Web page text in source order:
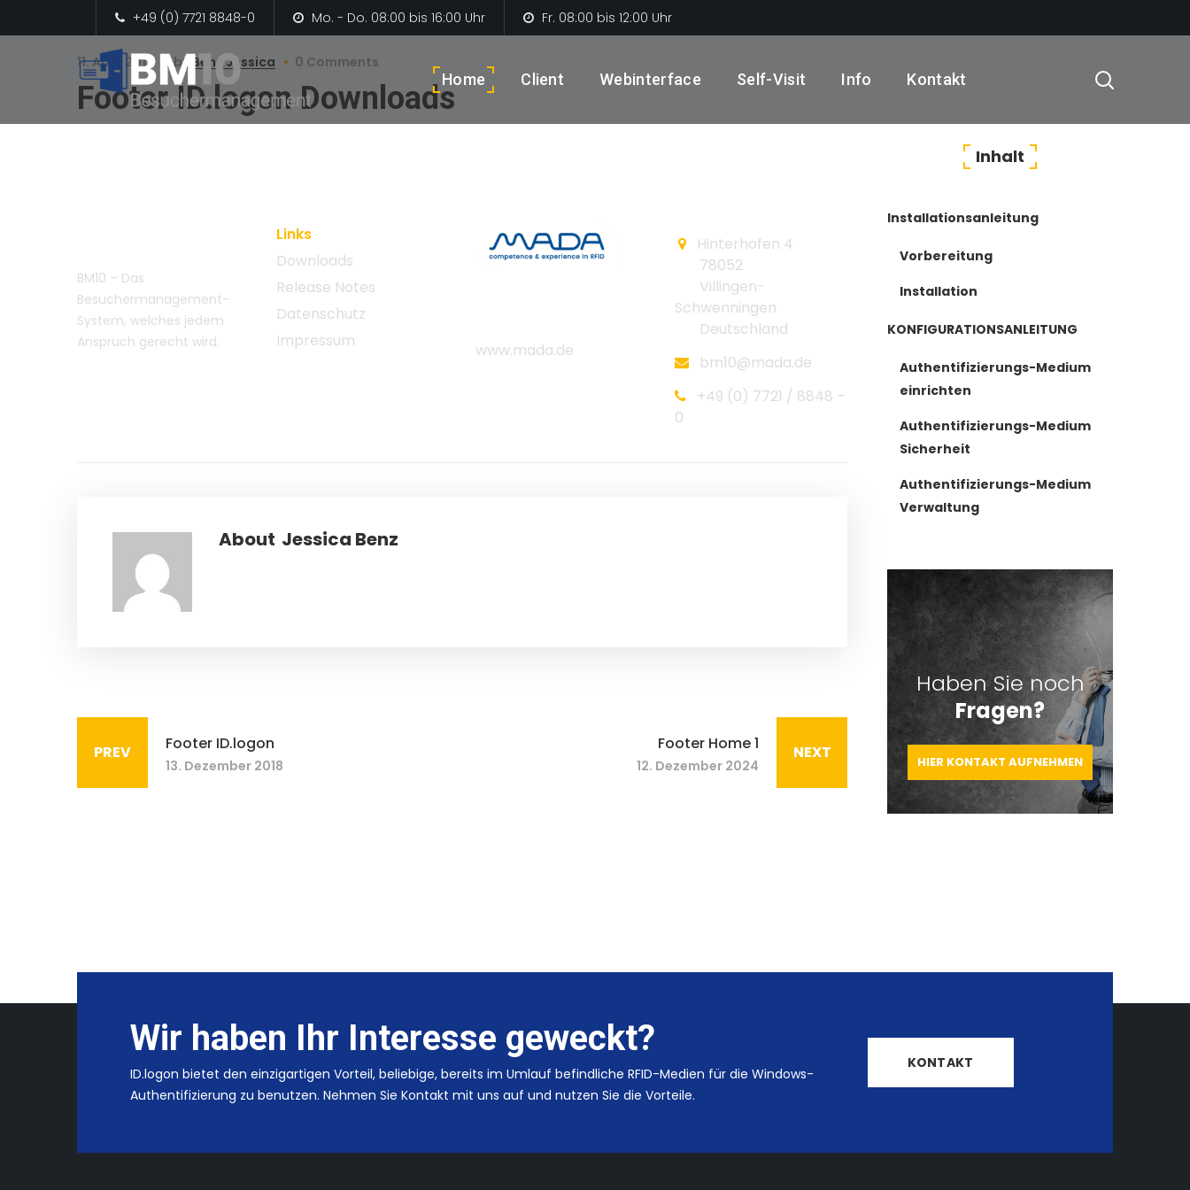
+49 (0) 7721 8848-0 Mo. - Do. 08:00 bis 16:00 Uhr Fr. 08:00 bis 12:00 Uhr
Home Client Webinterface Self-Visit Info Kontakt
11. April 2019 by Benz Jessica 0 Comments
Footer ID.logon Downloads
BM10 – Das
Besuchermanagement-
System, welches jedem
Anspruch gerecht wird.
Links
Downloads
Release Notes
Datenschutz
Impressum
www.mada.de
Hinterhofen 4
78052
Villingen-
Schwenningen
Deutschland
bm10@mada.de
+49 (0) 7721 / 8848 –
0
About Jessica Benz
PREV Footer ID.logon
13. Dezember 2018
Footer Home 1
12. Dezember 2024
NEXT
Inhalt
Installationsanleitung
Vorbereitung
Installation
KONFIGURATIONSANLEITUNG
Authentifizierungs-Medium
einrichten
Authentifizierungs-Medium
Sicherheit
Authentifizierungs-Medium
Verwaltung
Haben Sie noch
Fragen?
HIER KONTAKT AUFNEHMEN
Wir haben Ihr Interesse geweckt?
ID.logon bietet den einzigartigen Vorteil, beliebige, bereits im Umlauf befindliche RFID-Medien für die Windows-
Authentifizierung zu benutzen. Nehmen Sie Kontakt mit uns auf und nutzen Sie die Vorteile.
KONTAKT